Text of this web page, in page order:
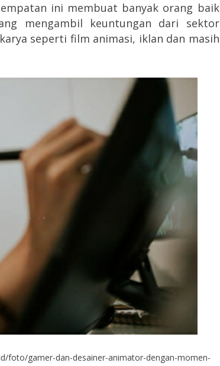
ini membuat banyak orang baik
mengambil keuntungan dari sektor
seperti film animasi, iklan dan masih
foto/gamer-dan-desainer-animator-dengan-momen-